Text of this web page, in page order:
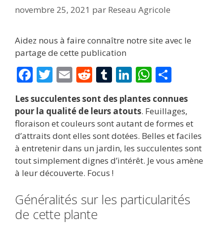
novembre 25, 2021 par Reseau Agricole
Aidez nous à faire connaître notre site avec le
partage de cette publication
F
e
b
o
o
k
T
w
itt
er
E
ai
l
R
e
d
di
t
T
m
bl
r
Li
n
k
e
dI
n
W
at
s
A
p
p
ta
g
er
Les succulentes sont des plantes connues
pour la qualité de leurs atouts. Feuillages,
floraison et couleurs sont autant de formes et
d’attraits dont elles sont dotées. Belles et faciles
à entretenir dans un jardin, les succulentes sont
tout simplement dignes d’intérêt. Je vous amène
à leur découverte. Focus !
Généralités sur les particularités
de cette plante